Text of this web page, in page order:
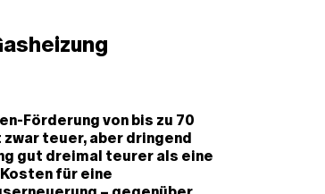
Förderung von bis zu 70
teuer, aber dringend
gut dreimal teurer als eine
für eine